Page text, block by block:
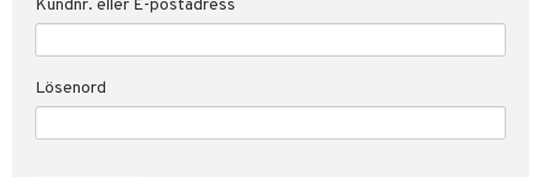
Leksaker, Barn & Baby
Varumärken
Kundnr. eller E-postadress
Lösenord
svar